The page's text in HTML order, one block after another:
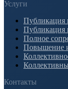
Услуги
Полное
Повышение
Контакты